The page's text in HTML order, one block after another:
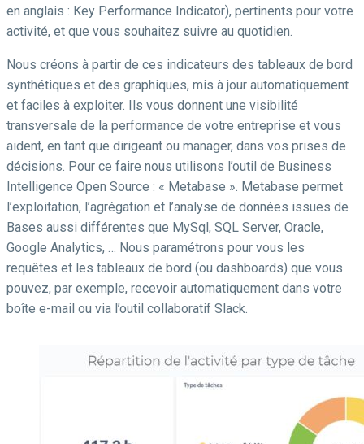
en anglais : Key Performance Indicator), pertinents pour votre
activité, et que vous souhaitez suivre au quotidien.
Nous créons à partir de ces indicateurs des tableaux de bord
synthétiques et des graphiques, mis à jour automatiquement
et faciles à exploiter. Ils vous donnent une visibilité
transversale de la performance de votre entreprise et vous
aident, en tant que dirigeant ou manager, dans vos prises de
décisions. Pour ce faire nous utilisons l’outil de Business
Intelligence Open Source : « Metabase ». Metabase permet
l’exploitation, l’agrégation et l’analyse de données issues de
Bases aussi différentes que MySql, SQL Server, Oracle,
Google Analytics, … Nous paramétrons pour vous les
requêtes et les tableaux de bord (ou dashboards) que vous
pouvez, par exemple, recevoir automatiquement dans votre
boîte e-mail ou via l’outil collaboratif Slack.